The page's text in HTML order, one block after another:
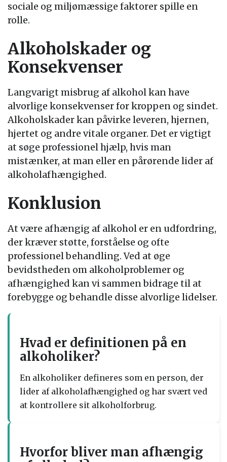
sociale og miljømæssige faktorer spille en
rolle.
Alkoholskader og
Konsekvenser
Langvarigt misbrug af alkohol kan have
alvorlige konsekvenser for kroppen og sindet.
Alkoholskader kan påvirke leveren, hjernen,
hjertet og andre vitale organer. Det er vigtigt
at søge professionel hjælp, hvis man
mistænker, at man eller en pårørende lider af
alkoholafhængighed.
Konklusion
At være afhængig af alkohol er en udfordring,
der kræver støtte, forståelse og ofte
professionel behandling. Ved at øge
bevidstheden om alkoholproblemer og
afhængighed kan vi sammen bidrage til at
forebygge og behandle disse alvorlige lidelser.
Hvad er definitionen på en
alkoholiker?
En alkoholiker defineres som en person, der
lider af alkoholafhængighed og har svært ved
at kontrollere sit alkoholforbrug.
Hvorfor bliver man afhængig